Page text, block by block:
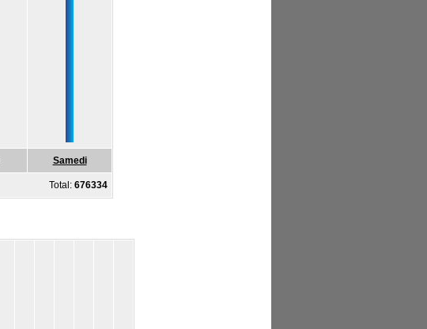
Samedi
Total: 676334